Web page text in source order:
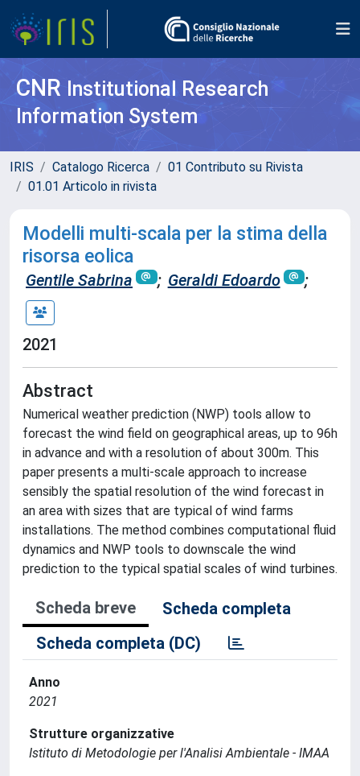
CNR Institutional Research
Information System
IRIS Catalogo Ricerca
01 Contributo su Rivista
01.01 Articolo in rivista
Modelli multi-scala per la stima della
risorsa eolica
Gentile Sabrina ; Geraldi Edoardo ;
2021
Abstract
Numerical weather prediction (NWP) tools allow to
forecast the wind field on geographical areas, up to 96h
in advance and with a resolution of about 300m. This
paper presents a multi-scale approach to increase
sensibly the spatial resolution of the wind forecast in
an area with sizes that are typical of wind farms
installations. The method combines computational fluid
dynamics and NWP tools to downscale the wind
prediction to the typical spatial scales of wind turbines.
Scheda breve
Scheda completa
Scheda completa (DC)
Anno
2021
Strutture organizzative
Istituto di Metodologie per l'Analisi Ambientale - IMAA